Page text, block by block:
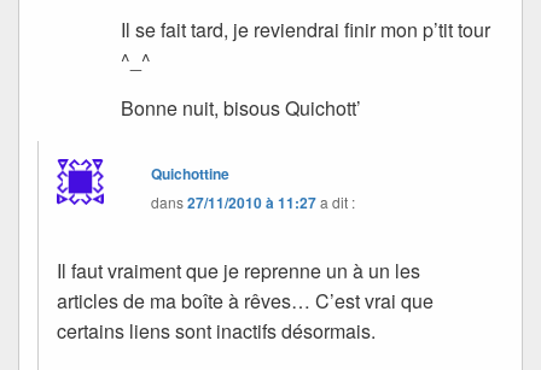
Il se fait tard, je reviendrai finir mon p’tit tour
^_^
Bonne nuit, bisous Quichott’
Quichottine
dans27/11/2010 à 11:27a dit :
Il faut vraiment que je reprenne un à un les
articles de ma boîte à rêves… C’est vrai que
certains liens sont inactifs désormais.